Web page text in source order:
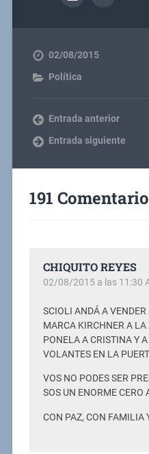
02/08/2015
Política
Entrada anterior
Entrada siguiente
191
CHIQUITO REYES
02/08/2015 a las 11:30
SCIOLI ANDÁ A
MARCA KIRCHNER A
PONELA A CRISTINA Y
VOLANTES EN LA
VOS NO PODES SER
SOS UN ENORME CERO
CON PAZ, CON FAMILIA